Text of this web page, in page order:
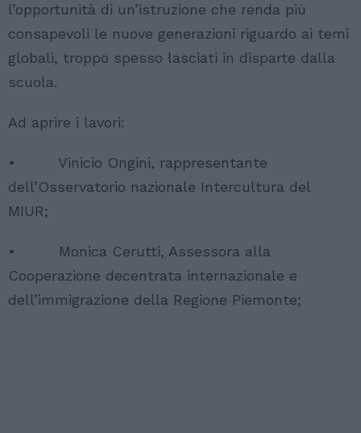
l’opportunità di un’istruzione che renda più
consapevoli le nuove generazioni riguardo ai temi
globali, troppo spesso lasciati in disparte dalla
scuola.
Ad aprire i lavori:
• Vinicio Ongini, rappresentante
dell’Osservatorio nazionale Intercultura del
MIUR;
• Monica Cerutti, Assessora alla
Cooperazione decentrata internazionale e
dell’immigrazione della Regione Piemonte;